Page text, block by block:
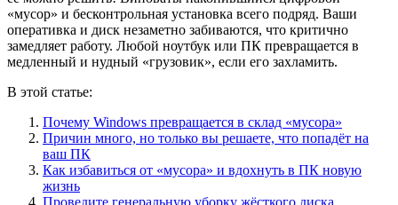
«мусор» и бесконтрольная установка всего подряд. Ваши
оперативка и диск незаметно забиваются, что критично
замедляет работу. Любой ноутбук или ПК превращается в
медленный и нудный «грузовик», если его захламить.
В этой статье:
Почему Windows превращается в склад «мусора»
Причин много, но только вы решаете, что попадёт на
ваш ПК
Как избавиться от «мусора» и вдохнуть в ПК новую
жизнь
Проведите генеральную уборку жёсткого диска